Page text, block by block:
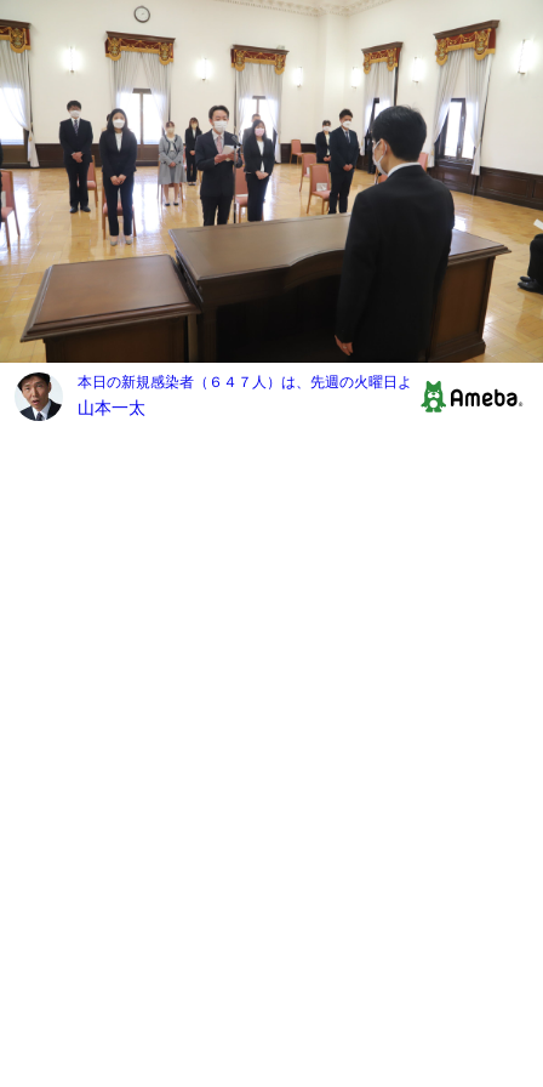
本日の新規感染者（６４７人）は、先週の火曜日より微減〜病床使用
山本一太